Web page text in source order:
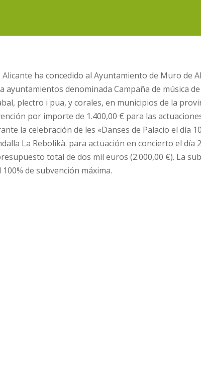
ha concedido al Ayuntamiento de Muro de
ayuntamientos denominada Campaña de música
plectro i pua, y corales, en municipios de la
por importe de 1.400,00 € para las
la celebración de les «Danses de Palacio el día
La Rebolikà. para actuación en concierto el día
total de dos mil euros (2.000,00 €). La
de subvención máxima.